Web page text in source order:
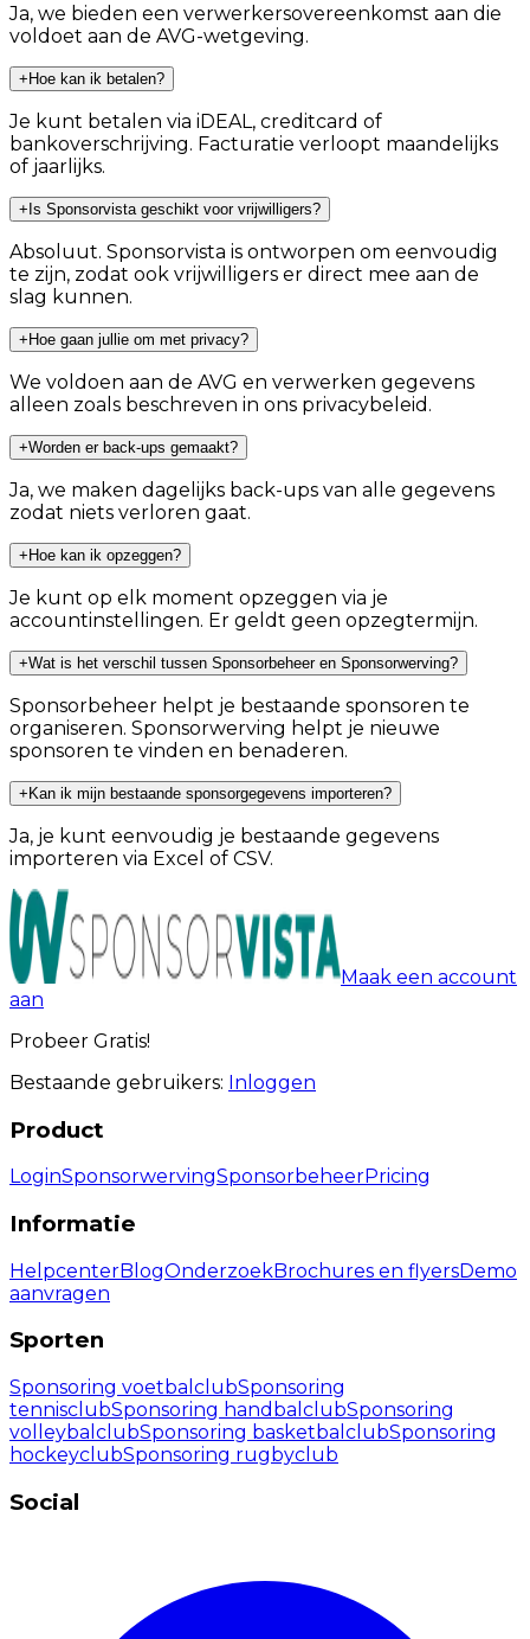
Ja, we bieden een verwerkersovereenkomst aan die
voldoet aan de AVG-wetgeving.
+ Hoe kan ik betalen?
Je kunt betalen via iDEAL, creditcard of
bankoverschrijving. Facturatie verloopt maandelijks
of jaarlijks.
+ Is Sponsorvista geschikt voor vrijwilligers?
Absoluut. Sponsorvista is ontworpen om eenvoudig
te zijn, zodat ook vrijwilligers er direct mee aan de
slag kunnen.
+ Hoe gaan jullie om met privacy?
We voldoen aan de AVG en verwerken gegevens
alleen zoals beschreven in ons privacybeleid.
+Worden er back-ups gemaakt?
Ja, we maken dagelijks back-ups van alle gegevens
zodat niets verloren gaat.
+ Hoe kan ik opzeggen?
Je kunt op elk moment opzeggen via je
accountinstellingen. Er geldt geen opzegtermijn.
+Wat is het verschil tussen Sponsorbeheer en Sponsorwerving?
Sponsorbeheer helpt je bestaande sponsoren te
organiseren. Sponsorwerving helpt je nieuwe
sponsoren te vinden en benaderen.
+ Kan ik mijn bestaande sponsorgegevens importeren?
Ja, je kunt eenvoudig je bestaande gegevens
importeren via Excel of CSV.
Maak een account
aan
Probeer Gratis!
Bestaande gebruikers: Inloggen
Product
LoginSponsorwervingSponsorbeheerPricing
Informatie
HelpcenterBlogOnderzoekBrochures en flyersDemo
aanvragen
Sporten
Sponsoring voetbalclubSponsoring
tennisclubSponsoring handbalclubSponsoring
volleybalclubSponsoring basketbalclubSponsoring
hockeyclubSponsoring rugbyclub
Social